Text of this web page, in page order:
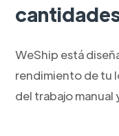
WeShip está
rendimiento de tu
del trabajo manual